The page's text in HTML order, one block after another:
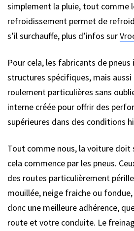
simplement la pluie, tout comme
refroidissement permet de
s’il surchauffe, plus d’infos sur
Pour cela, les fabricants de
structures spécifiques, mais aussi
roulement particulières sans
interne créée pour offrir des
supérieures dans des conditions
Tout comme nous, la voiture doit
cela commence par les pneus.
des routes particulièrement
mouillée, neige fraiche ou
donc une meilleure adhérence,
route et votre conduite. Le